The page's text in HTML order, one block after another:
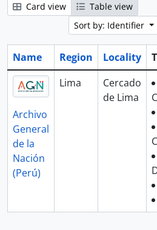
Card view
Table view
Sort by: Identifier
Name Region Locality
Archivo
General
de la
Nación
(Perú)
Lima
Cercado
de Lima